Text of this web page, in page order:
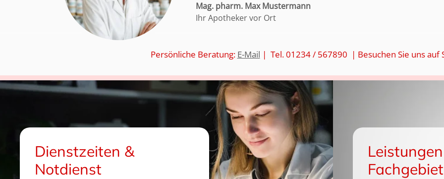
Mag. pharm. Max Mustermann
Ihr Apotheker vor Ort
Persönliche Beratung: E-Mail | Tel. 01234 / 567890 | Besuchen Sie uns auf
Dienstzeiten &
Notdienst